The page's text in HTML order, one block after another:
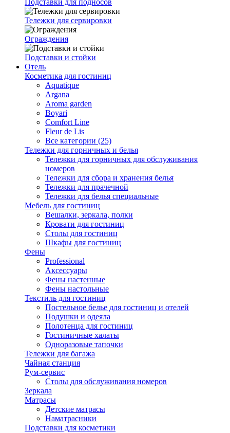
Подставки для подносов
Тележки для сервировки
Ограждения
Подставки и стойки
Отель
Косметика для гостиниц
Aquatique
Argana
Aroma garden
Boyari
Comfort Line
Fleur de Lis
Все категории (25)
Тележки для горничных и белья
Тележки для горничных для обслуживания
номеров
Тележки для сбора и хранения белья
Тележки для прачечной
Тележки для белья специальные
Мебель для гостиниц
Вешалки, зеркала, полки
Кровати для гостиниц
Столы для гостиниц
Шкафы для гостиниц
Фены
Professional
Аксессуары
Фены настенные
Фены настольные
Текстиль для гостиниц
Постельное белье для гостиниц и отелей
Подушки и одеяла
Полотенца для гостиниц
Гостиничные халаты
Одноразовые тапочки
Тележки для багажа
Чайная станция
Рум-сервис
Столы для обслуживания номеров
Зеркала
Матрасы
Детские матрасы
Наматрасники
Подставки для косметики